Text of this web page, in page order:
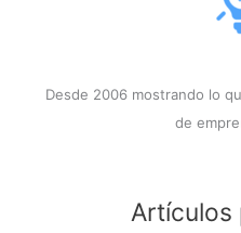
Desde 2006 mostrando lo
de
Artículos